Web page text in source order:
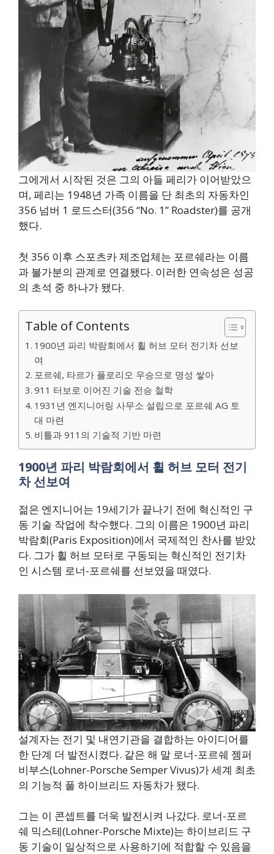
그에게서 시작된 것은 그의 아들 페리가 이어받았으
며, 페리는 1948년 가족 이름을 단 최초의 자동차인
356 넘버 1 로드스터(356 “No. 1” Roadster)를 공개
했다.
첫 356 이후 스포츠카 제조업체는 포르쉐라는 이름
과 불가분의 관계로 연결됐다. 이러한 연속성은 성공
의 초석 중 하나가 됐다.
Table of Contents
1900년 파리 박람회에서 휠 허브 모터 전기차 선보
여
포르쉐, 타르가 플로리오 우승으로 명성 쌓아
911 터보로 이어진 기술 전승 철학
1931년 엔지니어링 사무소 설립으로 포르쉐 AG 토
대 마련
비틀과 911의 기술적 기반 마련
1900년 파리 박람회에서 휠 허브 모터 전기
차 선보여
젊은 엔지니어는 19세기가 끝나기 전에 혁신적인 구
동 기술 작업에 착수했다. 그의 이름은 1900년 파리
박람회(Paris Exposition)에서 국제적인 찬사를 받았
다. 그가 휠 허브 모터로 구동되는 혁신적인 전기차
인 시스템 로너-포르쉐를 선보였을 때였다.
설계자는 전기 및 내연기관을 결합하는 아이디어를
한 단계 더 발전시켰다. 같은 해 말 로너-포르쉐 젬퍼
비부스(Lohner-Porsche Semper Vivus)가 세계 최초
의 기능적 풀 하이브리드 자동차가 됐다.
그는 이 콘셉트를 더욱 발전시켜 나갔다. 로너-포르
쉐 믹스테(Lohner-Porsche Mixte)는 하이브리드 구
동 기술이 일상적으로 사용하기에 적합할 수 있음을